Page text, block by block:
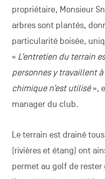
propriétaire, Monsieur
arbres sont plantés,
particularité boisée,
« L’entretien du terrain
personnes y travaillent
chimique n’est utilisé»,
manager du club.
Le terrain est drainé
(rivières et étang) ont
permet au golf de